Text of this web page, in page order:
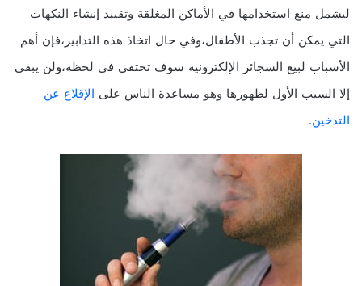
ليشمل منع استخدامها في الأماكن المغلقة وتقييد إنشاء النكهات
التي يمكن أن تجذب الأطفال،وفي حال اتخاذ هذه التدابير،فإن أهم
الأسباب لبيع السجائر الإلكترونية سوف تختفي في لحظة،ولن يبقى
إلا السبب الأول لظهورها وهو مساعدة الناس على الإقلاع عن
التدخين.